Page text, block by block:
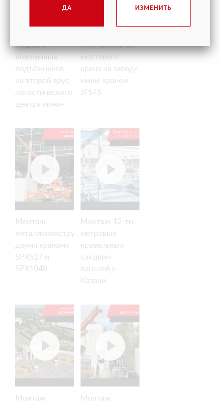
Подъём
ножничных
подъёмников
на второй ярус
логистического
центра мини-
SPX1275
Монтаж балок
мостового
крана на заводе
мини-краном
JF545
Монтаж
металлоконструкций
двумя кранами
SPX527 и
SPX1040
Монтаж 12-ти
метровых
кровельных
сэндвич-
панелей в
Казани
Монтаж
Монтаж
ДА ИЗМЕНИТЬ